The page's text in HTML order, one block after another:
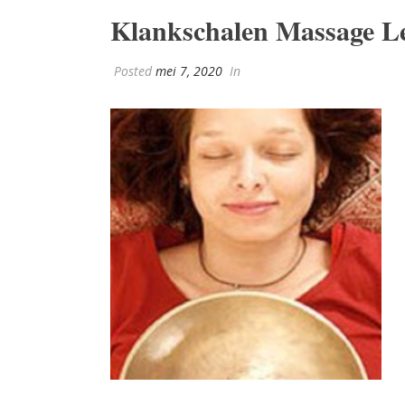
Klankschalen Massage
Posted mei 7, 2020 In